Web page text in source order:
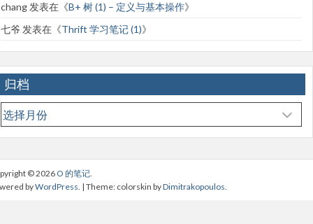
chang 发表在《B+ 树 (1) – 定义与基本操作》
七爷 发表在《Thrift 学习笔记 (1)》
归档
归
档
© 2026 O 的笔记.
byWordPress. | Theme: colorskin byDimitrakopoulos.